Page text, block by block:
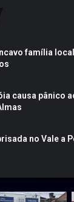
família
causa pânico
no Vale a